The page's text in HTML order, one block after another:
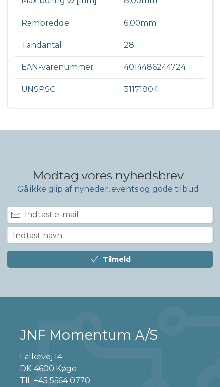
Rembredde 6,00mm
Tandantal 28
EAN-varenummer 4014486244724
UNSPSC 31171804
Modtag vores nyhedsbrev
Gå ikke glip af nyheder, events og gode tilbud
Tilmeld
JNF Momentum A/S
Falkevej 14
DK-4600 Køge
Tlf. +45 5664 0770